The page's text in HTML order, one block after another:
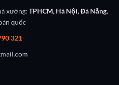
xưởng: TPHCM, Hà Nội, Đà Nẵng,
quốc
321